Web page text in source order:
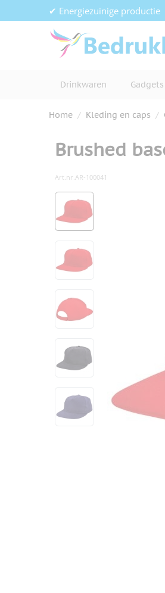
Ga naar de inhoud✔ Energiezuinige productie
Drinkwaren
Home / Kleding en caps /
Brushed
Art.nr.AR-100041
View larger image
View larger image
View larger image
View larger image
View larger image